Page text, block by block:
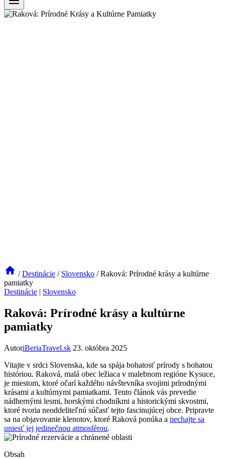
/ Destinácie / Slovensko / Raková: Prírodné krásy a kultúrne
pamiatky
Destinácie | Slovensko
Raková: Prírodné krásy a kultúrne
pamiatky
AutoriBeriaTravel.sk 23. októbra 2025
Vitajte v srdci Slovenska, kde sa spája bohatosť prírody s bohatou
históriou. Raková, malá obec ležiaca v malebnom regióne Kysuce,
je miestom, ktoré očarí každého návštevníka svojimi prírodnými
krásami a kultúrnymi pamiatkami. Tento článok vás prevedie
nádhernými lesmi, horskými chodníkmi a historickými skvostmi,
ktoré tvoria neoddeliteľnú súčasť tejto fascinujúcej obce. Pripravte
sa na objavovanie klenotov, ktoré Raková ponúka a nechajte sa
uniesť jej jedinečnou atmosférou.
Obsah